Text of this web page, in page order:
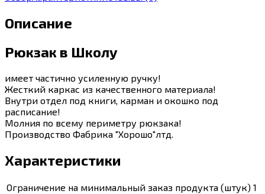
Описание
Рюкзак в Школу
имеет частично усиленную ручку!
Жесткий каркас из качественного материала!
Внутри отдел под книги, карман и окошко под
расписание!
Молния по всему периметру рюкзака!
Производство Фабрика "Хорошо"лтд.
Характеристики
Ограничение на минимальный заказ продукта (штук) 1